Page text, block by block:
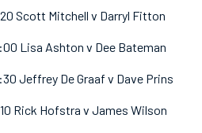
Scott Mitchell v Darryl Fitton
Lisa Ashton v Dee Bateman
Jeffrey De Graaf v Dave Prins
Rick Hofstra v James Wilson